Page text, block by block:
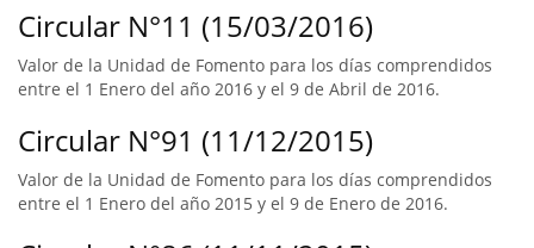
Circular N°11 (15/03/2016)
Valor de la Unidad de Fomento para los días comprendidos
entre el 1 Enero del año 2016 y el 9 de Abril de 2016.
Circular N°91 (11/12/2015)
Valor de la Unidad de Fomento para los días comprendidos
entre el 1 Enero del año 2015 y el 9 de Enero de 2016.